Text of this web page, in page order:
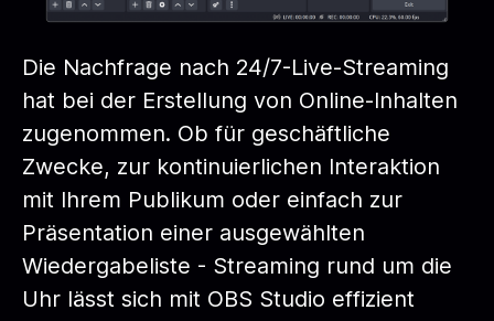
Die Nachfrage nach 24/7-Live-Streaming
hat bei der Erstellung von Online-Inhalten
zugenommen. Ob für geschäftliche
Zwecke, zur kontinuierlichen Interaktion
mit Ihrem Publikum oder einfach zur
Präsentation einer ausgewählten
Wiedergabeliste - Streaming rund um die
Uhr lässt sich mit OBS Studio effizient